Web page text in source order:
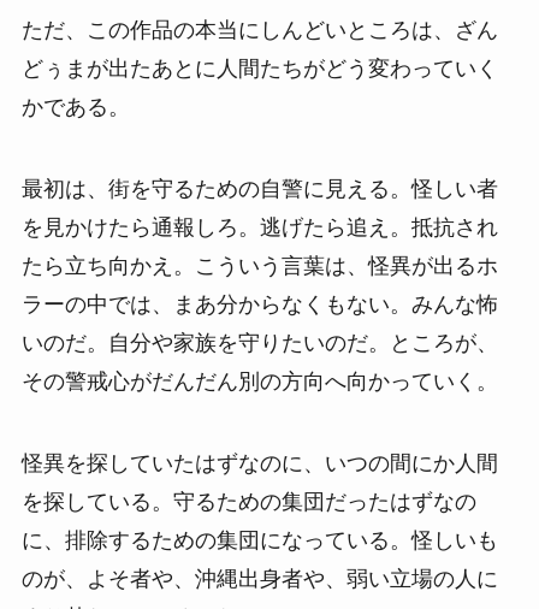
ただ、この作品の本当にしんどいところは、ざん
どぅまが出たあとに人間たちがどう変わっていく
かである。
最初は、街を守るための自警に見える。怪しい者
を見かけたら通報しろ。逃げたら追え。抵抗され
たら立ち向かえ。こういう言葉は、怪異が出るホ
ラーの中では、まあ分からなくもない。みんな怖
いのだ。自分や家族を守りたいのだ。ところが、
その警戒心がだんだん別の方向へ向かっていく。
怪異を探していたはずなのに、いつの間にか人間
を探している。守るための集団だったはずなの
に、排除するための集団になっている。怪しいも
のが、よそ者や、沖縄出身者や、弱い立場の人に